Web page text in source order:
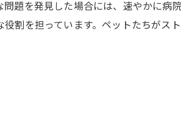
問題を発見した場合には、速やかに
割を担っています。ペットたちが